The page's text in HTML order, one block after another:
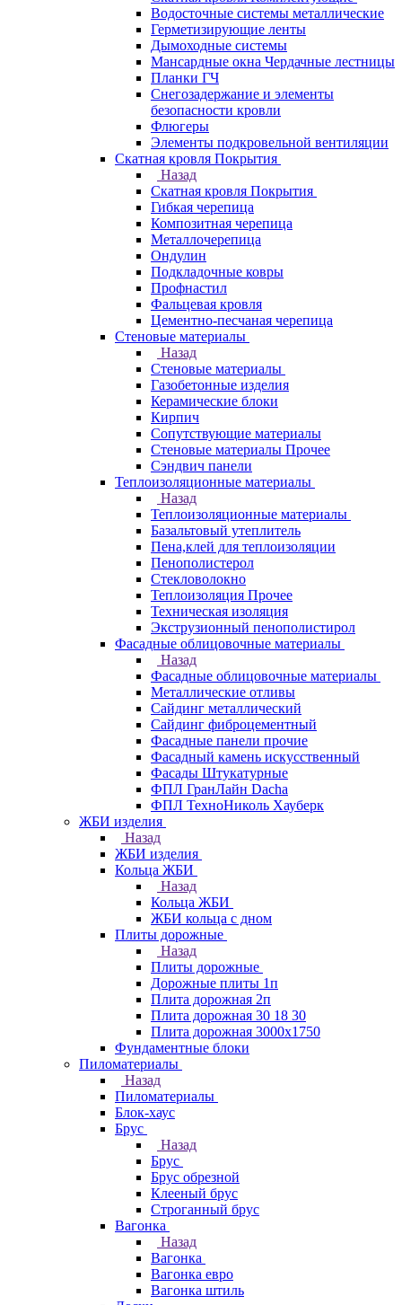
Водосточные системы металлические
Герметизирующие ленты
Дымоходные системы
Мансардные окна Чердачные лестницы
Планки ГЧ
Снегозадержание и элементы
безопасности кровли
Флюгеры
Элементы подкровельной вентиляции
Скатная кровля Покрытия
Назад
Скатная кровля Покрытия
Гибкая черепица
Композитная черепица
Металлочерепица
Ондулин
Подкладочные ковры
Профнастил
Фальцевая кровля
Цементно-песчаная черепица
Стеновые материалы
Назад
Стеновые материалы
Газобетонные изделия
Керамические блоки
Кирпич
Сопутствующие материалы
Стеновые материалы Прочее
Сэндвич панели
Теплоизоляционные материалы
Назад
Теплоизоляционные материалы
Базальтовый утеплитель
Пена,клей для теплоизоляции
Пенополистерол
Стекловолокно
Теплоизоляция Прочее
Техническая изоляция
Экструзионный пенополистирол
Фасадные облицовочные материалы
Назад
Фасадные облицовочные материалы
Металлические отливы
Сайдинг металлический
Сайдинг фиброцементный
Фасадные панели прочие
Фасадный камень искусственный
Фасады Штукатурные
ФПЛ ГранЛайн Dacha
ФПЛ ТехноНиколь Хауберк
ЖБИ изделия
Назад
ЖБИ изделия
Кольца ЖБИ
Назад
Кольца ЖБИ
ЖБИ кольца с дном
Плиты дорожные
Назад
Плиты дорожные
Дорожные плиты 1п
Плита дорожная 2п
Плита дорожная 30 18 30
Плита дорожная 3000х1750
Фундаментные блоки
Пиломатериалы
Назад
Пиломатериалы
Блок-хаус
Брус
Назад
Брус
Брус обрезной
Клееный брус
Строганный брус
Вагонка
Назад
Вагонка
Вагонка евро
Вагонка штиль